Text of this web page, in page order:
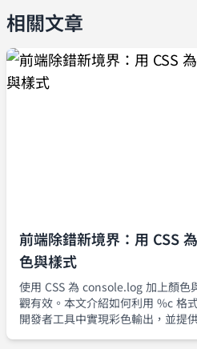
相關文章
前端除錯新境界：用 CSS
色與樣式
使用 CSS 為 console.log 加上顏色
觀有效。本文介紹如何利用 %c 格
開發者工具中實現彩色輸出，並提